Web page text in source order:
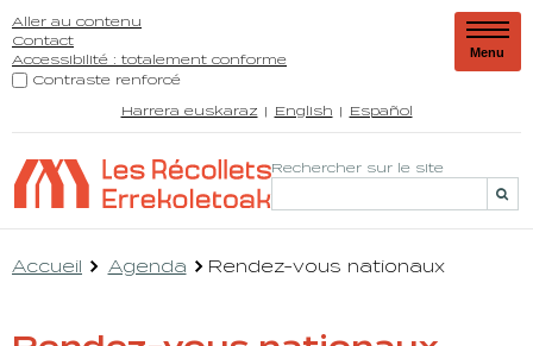
Aller au contenu
Contact
Accessibilité : totalement conforme
Contraste renforcé
Harrera euskaraz
English Español
Rechercher sur le site
Menu
Accueil Agenda Rendez-vous nationaux